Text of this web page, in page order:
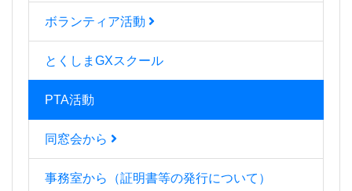
ボランティア活動
とくしまGXスクール
PTA活動
同窓会から
事務室から（証明書等の発行について）